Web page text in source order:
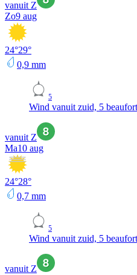
vanuit Z
Zo9 aug
24°29°
0,9 mm
5
Wind vanuit zuid, 5
vanuit Z
Ma10 aug
24°28°
0,7 mm
5
Wind vanuit zuid, 5
vanuit Z